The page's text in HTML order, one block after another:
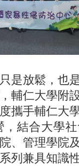
是放鬆，也
輔仁大學附
攜手輔仁大
結合大學
、管理學院
列兼具知識